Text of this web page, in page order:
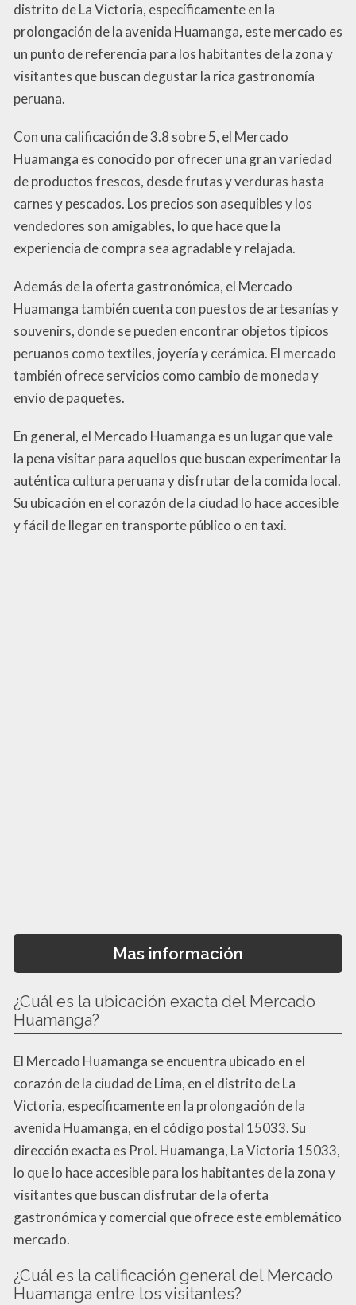
distrito de La Victoria, específicamente en la
prolongación de la avenida Huamanga, este mercado es
un punto de referencia para los habitantes de la zona y
visitantes que buscan degustar la rica gastronomía
peruana.
Con una calificación de 3.8 sobre 5, el Mercado
Huamanga es conocido por ofrecer una gran variedad
de productos frescos, desde frutas y verduras hasta
carnes y pescados. Los precios son asequibles y los
vendedores son amigables, lo que hace que la
experiencia de compra sea agradable y relajada.
Además de la oferta gastronómica, el Mercado
Huamanga también cuenta con puestos de artesanías y
souvenirs, donde se pueden encontrar objetos típicos
peruanos como textiles, joyería y cerámica. El mercado
también ofrece servicios como cambio de moneda y
envío de paquetes.
En general, el Mercado Huamanga es un lugar que vale
la pena visitar para aquellos que buscan experimentar la
auténtica cultura peruana y disfrutar de la comida local.
Su ubicación en el corazón de la ciudad lo hace accesible
y fácil de llegar en transporte público o en taxi.
Mas información
¿Cuál es la ubicación exacta del Mercado
Huamanga?
El Mercado Huamanga se encuentra ubicado en el
corazón de la ciudad de Lima, en el distrito de La
Victoria, específicamente en la prolongación de la
avenida Huamanga, en el código postal 15033. Su
dirección exacta es Prol. Huamanga, La Victoria 15033,
lo que lo hace accesible para los habitantes de la zona y
visitantes que buscan disfrutar de la oferta
gastronómica y comercial que ofrece este emblemático
mercado.
¿Cuál es la calificación general del Mercado
Huamanga entre los visitantes?